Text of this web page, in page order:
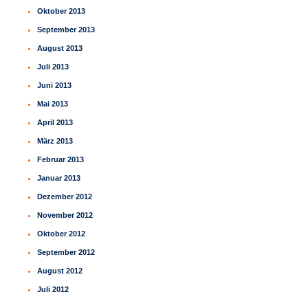
Oktober 2013
September 2013
August 2013
Juli 2013
Juni 2013
Mai 2013
April 2013
März 2013
Februar 2013
Januar 2013
Dezember 2012
November 2012
Oktober 2012
September 2012
August 2012
Juli 2012